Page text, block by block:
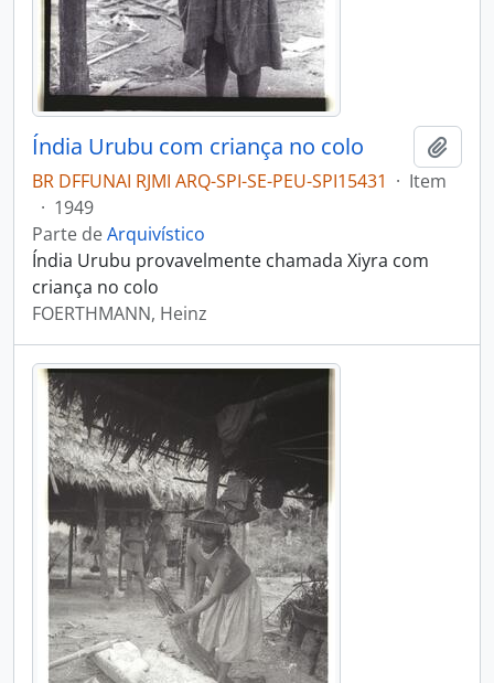
Índia Urubu com criança no colo
BR DFFUNAI RJMI ARQ-SPI-SE-PEU-SPI15431 · Item
· 1949
Parte deArquivístico
Índia Urubu provavelmente chamada Xiyra com
criança no colo
FOERTHMANN, Heinz